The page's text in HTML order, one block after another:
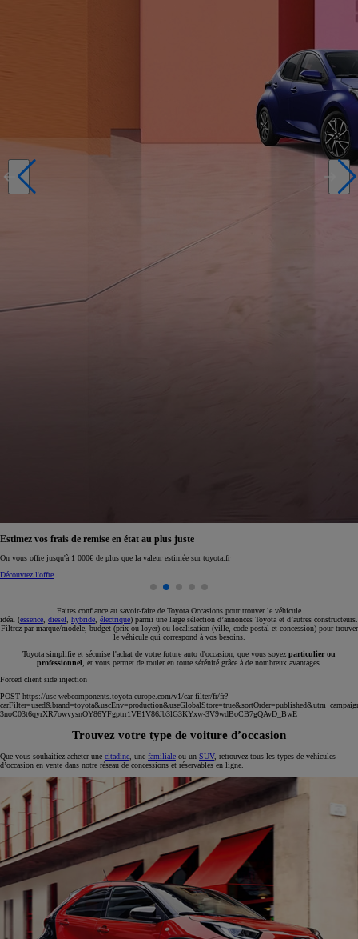
Estimez vos frais de remise en état au plus juste
On vous offre jusqu'à 1 000€ de plus que la valeur estimée sur toyota.fr
Découvrez l'offre
Faites confiance au savoir-faire de Toyota Occasions pour trouver le véhicule
idéal (essence, diesel, hybride, électrique) parmi une large sélection d’annonces Toyota et d’autres constructeurs.
Filtrez par marque/modèle, budget (prix ou loyer) ou localisation (ville, code postal et concession) pour trouver
le véhicule qui correspond à vos besoins.
Toyota simplifie et sécurise l'achat de votre future auto d'occasion, que vous soyez particulier ou
professionnel, et vous permet de rouler en toute sérénité grâce à de nombreux avantages.
Forced client side injection
POST https://usc-webcomponents.toyota-europe.com/v1/car-filter/fr/fr?
3noC03t6qyrXR7owvysnOY86YFgptrr1VE1V86Jb3lG3KYxw-3V9wdBoCB7gQAvD_BwE
Trouvez votre type de voiture d’occasion
Que vous souhaitiez acheter une citadine, une familiale ou un SUV, retrouvez tous les types de véhicules
d’occasion en vente dans notre réseau de concessions et réservables en ligne.